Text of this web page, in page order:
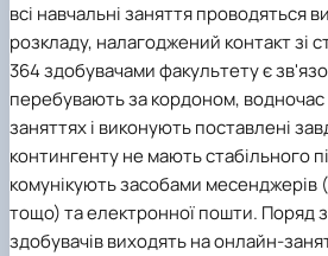
всі навчальні заняття проводяться
розкладу, налагоджений контакт зі
364 здобувачами факультету є
перебувають за кордоном,
заняттях і виконують поставлені
контингенту не мають стабільного
комунікують засобами месенджерів
тощо) та електронної пошти. Поряд
здобувачів виходять на онлайн-